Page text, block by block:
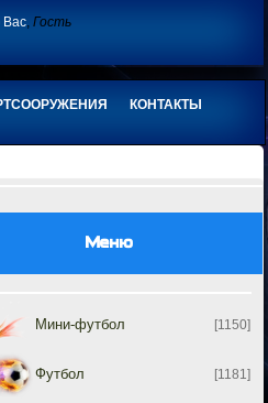
Вас,Гость
КОНТАКТЫ
Меню
Мини-футбол [1150]
Футбол [1181]